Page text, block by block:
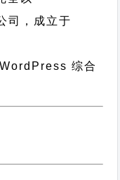
司，成立于
综合